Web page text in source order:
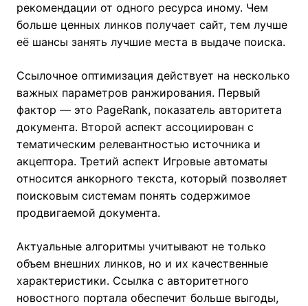
рекомендации от одного ресурса иному. Чем
больше ценных линков получает сайт, тем лучше
её шансы занять лучшие места в выдаче поиска.
Ссылочное оптимизация действует на несколько
важных параметров ранжирования. Первый
фактор — это PageRank, показатель авторитета
документа. Второй аспект ассоциирован с
тематическим релевантностью источника и
акцептора. Третий аспект Игровые автоматы
относится анкорного текста, который позволяет
поисковым системам понять содержимое
продвигаемой документа.
Актуальные алгоритмы учитывают не только
объем внешних линков, но и их качественные
характеристики. Ссылка с авторитетного
новостного портала обеспечит больше выгоды,